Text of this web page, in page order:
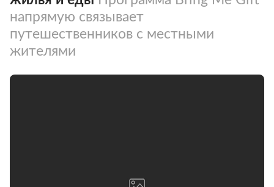
напрямую связывает
путешественников с местными
жителями